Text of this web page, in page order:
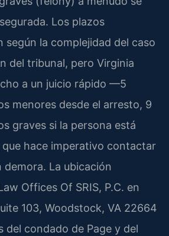
Los plazos
según la complejidad del caso
del tribunal, pero Virginia
a un juicio rápido —5
menores desde el arresto, 9
graves si la persona está
hace imperativo contactar
demora. La ubicación
Offices Of SRIS, P.C. en
103, Woodstock, VA 22664
del condado de Page y del